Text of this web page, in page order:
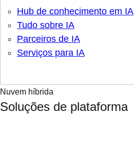
Hub de conhecimento em IA
Tudo sobre IA
Parceiros de IA
Serviços para IA
Nuvem híbrida
Soluções de plataforma